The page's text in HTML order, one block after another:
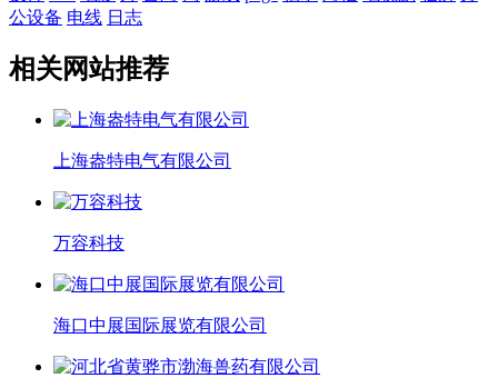
公设备 电线 日志
相关网站推荐
上海盎特电气有限公司
万容科技
海口中展国际展览有限公司